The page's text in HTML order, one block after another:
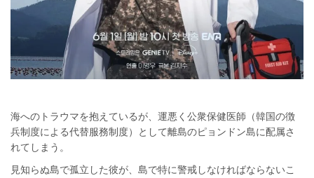
海へのトラウマを抱えているが、運悪く公衆保健医師（韓国の徴
兵制度による代替服務制度）として離島のピョンドン島に配属さ
れてしまう。
見知らぬ島で孤立した彼が、島で特に警戒しなければならないこ